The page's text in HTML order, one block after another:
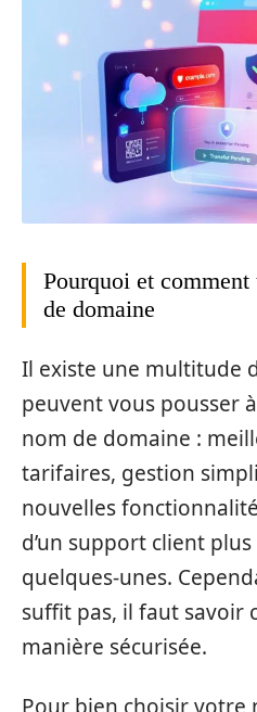
Pourquoi et
de domaine
Il existe une multitude
peuvent vous pousser
nom de domaine :
tarifaires, gestion
nouvelles
d’un support client
quelques-unes.
suffit pas, il faut savoir
manière sécurisée.
Pour bien choisir votre